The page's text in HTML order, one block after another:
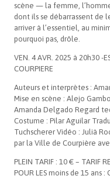
scène — la femme,
dont ils se débarrassent de
arriver à l’essentiel, au
pourquoi pas, drôle.
VEN. 4 AVR. 2025 à 20h30 -
COURPIERE
Auteurs et interprètes :
Mise en scène : Alejo
Amanda Delgado Regard
Costume : Pilar Aguilar
Tuchscherer Vidéo : Julià
par la Ville de Courpière
PLEIN TARIF : 10 € – TARIF
POUR LES moins de 15 ans :